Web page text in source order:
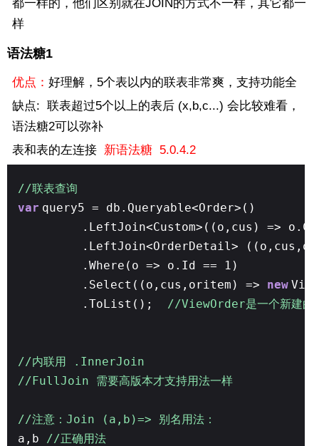
都一样的，他们区别就在JOIN的方式不一样，其它都一
样
语法糖1
优点： 好理解，5个表以内的联表非常爽，支持功能全
缺点: 联表超过5个以上的表后 (x,b,c...) 会比较难看，
语法糖2可以弥补
表和表的左连接 新语法糖 5.0.4.2
//联表查询
var query5 = db.Queryable<Order>()
.LeftJoin<Custom>((o,cus) =>
.LeftJoin<OrderDetail>
.Where(o => o.Id == 1)
.Select((o,cus,oritem) => new
.ToList();
//ViewOrder是一个新建的
//内联用 .InnerJoin
//FullJoin 需要高版本才支持用法一样
//注意：Join (a,b)=> 别名用法：
a,b
//正确用法